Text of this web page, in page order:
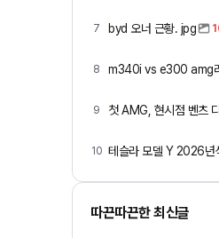
7 byd 오너 근황. jpg
8 m340i vs e300 amg
9 첫 AMG, 현시점 벤츠
10 테슬라 모델 Y 2026년
따끈따끈한 최신글